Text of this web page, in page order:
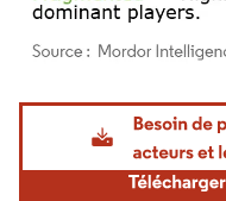
Image © Mordor Intelligence.